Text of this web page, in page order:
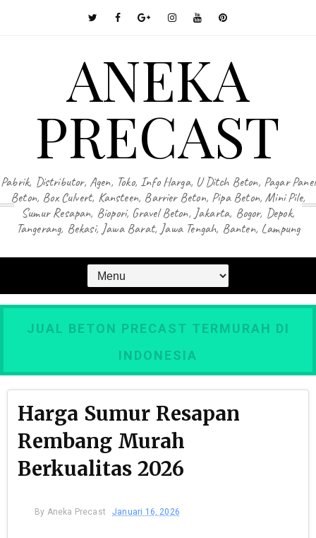
ANEKA
PRECAST
Pabrik, Distributor, Agen, Toko, Info Harga, U Ditch Beton, Pagar Panel
Beton, Box Culvert, Kansteen, Barrier Beton, Pipa Beton, Mini Pile,
Sumur Resapan, Biopori, Gravel Beton, Jakarta, Bogor, Depok,
Tangerang, Bekasi, Jawa Barat, Jawa Tengah, Banten, Lampung
JUAL BETON PRECAST TERMURAH DI
INDONESIA
Harga Sumur Resapan
Rembang Murah
Berkualitas 2026
By Aneka Precast Januari 16, 2026